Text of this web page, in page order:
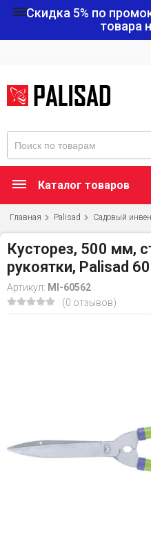
Скидка 5% по
товара
Каталог товаров
Главная Palisad Садовый
Кусторез, 500 мм,
рукоятки, Palisad
Артикул: MI-60562
(0 отзывов)